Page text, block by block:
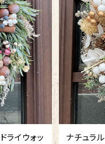
イウォッ
ナチュラ